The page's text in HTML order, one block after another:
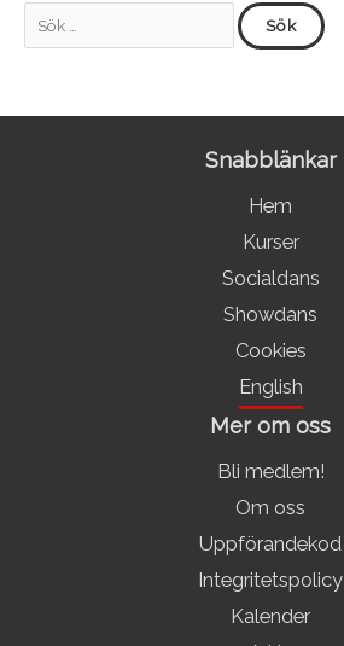
Snabblänkar
Hem
Kurser
Socialdans
Showdans
Cookies
English
Mer om oss
Bli medlem!
Om oss
Uppförandekod
Integritetspolicy
Kalender